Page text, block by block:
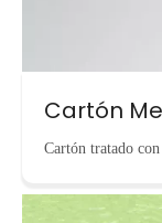
Cartón
Cartón tratado